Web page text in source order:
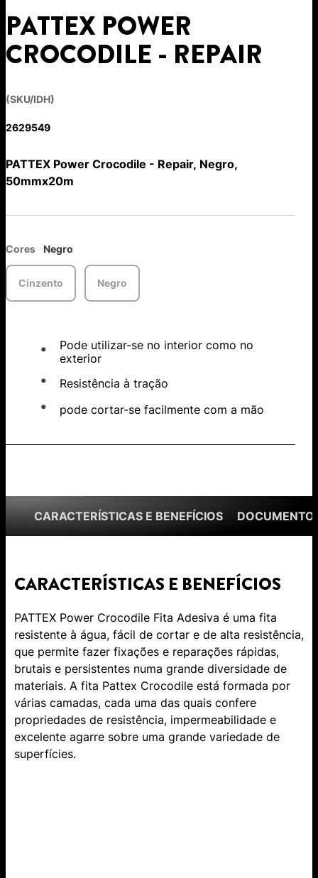
PATTEX POWER
CROCODILE - REPAIR
(SKU/IDH)
2629549
PATTEX Power Crocodile - Repair, Negro,
50mmx20m
Cores Negro
Cinzento Negro
Pode utilizar-se no interior como no
exterior
Resistência à tração
pode cortar-se facilmente com a mão
CARACTERÍSTICAS E BENEFÍCIOS
CARACTERÍSTICAS E BENEFÍCIOS
PATTEX Power Crocodile Fita Adesiva é uma fita
resistente à água, fácil de cortar e de alta resistência,
que permite fazer fixações e reparações rápidas,
brutais e persistentes numa grande diversidade de
materiais. A fita Pattex Crocodile está formada por
várias camadas, cada uma das quais confere
propriedades de resistência, impermeabilidade e
excelente agarre sobre uma grande variedade de
superfícies.